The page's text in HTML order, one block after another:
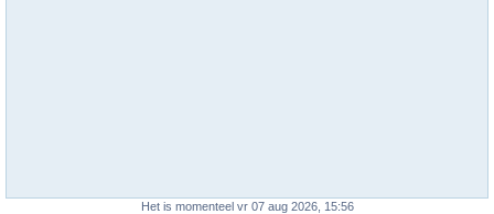
Het is momenteel vr 07 aug 2026, 15:56